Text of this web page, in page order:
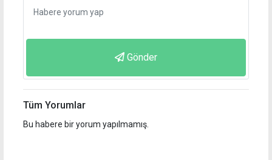
Gönder
Tüm Yorumlar
Bu habere bir yorum yapılmamış.